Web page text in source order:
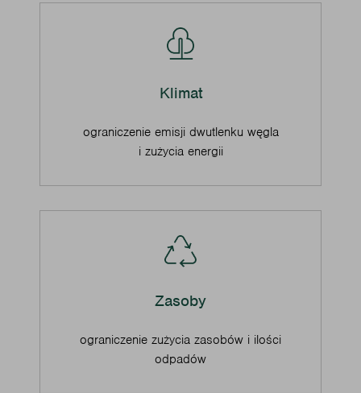
Klimat
ograniczenie emisji dwutlenku węgla
i zużycia energii
Zasoby
ograniczenie zużycia zasobów i ilości
odpadów